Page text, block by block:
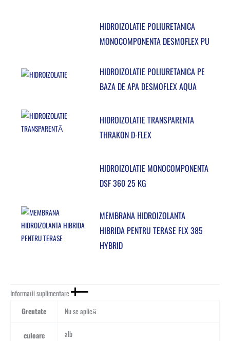
HIDROIZOLATIE POLIURETANICA
MONOCOMPONENTA DESMOFLEX PU
HIDROIZOLATIE POLIURETANICA PE
BAZA DE APA DESMOFLEX AQUA
HIDROIZOLATIE TRANSPARENTA
THRAKON D-FLEX
HIDROIZOLATIE MONOCOMPONENTA
DSF 360 25 KG
MEMBRANA HIDROIZOLANTA
HIBRIDA PENTRU TERASE FLX 385
HYBRID
Informații suplimentare
Greutate
Nu se aplică
culoare alb